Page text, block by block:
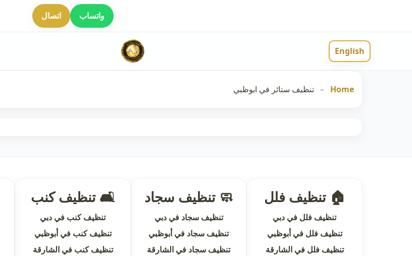
واتساب اتصال
English
Home
– تنظيف ستائر في ابوظبي
🏠 تنظيف فلل
تنظيف فلل في دبي
تنظيف فلل في أبوظبي
تنظيف فلل في الشارقة
🧼 تنظيف سجاد
تنظيف سجاد في دبي
تنظيف سجاد في أبوظبي
تنظيف سجاد في الشارقة
🛋 تنظيف كنب
تنظيف كنب في دبي
تنظيف كنب في أبوظبي
تنظيف كنب في الشارقة